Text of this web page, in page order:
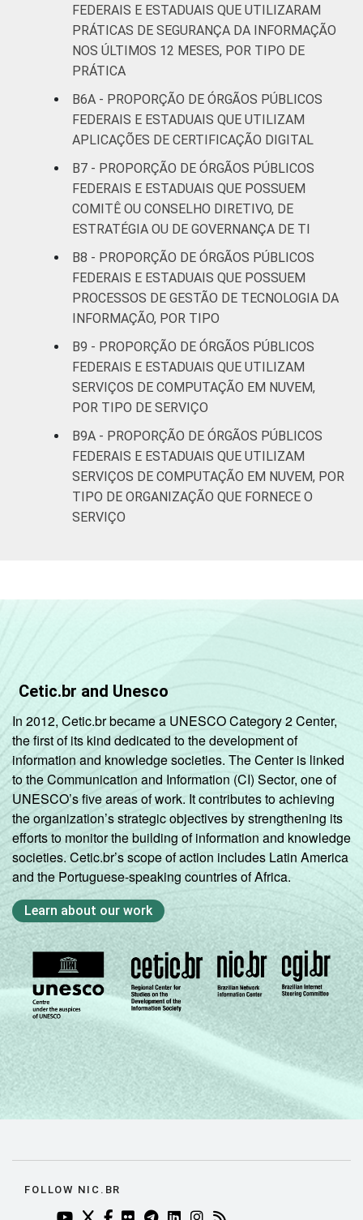
FEDERAIS E ESTADUAIS QUE UTILIZARAM
PRÁTICAS DE SEGURANÇA DA INFORMAÇÃO
NOS ÚLTIMOS 12 MESES, POR TIPO DE
PRÁTICA
B6A - PROPORÇÃO DE ÓRGÃOS PÚBLICOS
FEDERAIS E ESTADUAIS QUE UTILIZAM
APLICAÇÕES DE CERTIFICAÇÃO DIGITAL
B7 - PROPORÇÃO DE ÓRGÃOS PÚBLICOS
FEDERAIS E ESTADUAIS QUE POSSUEM
COMITÊ OU CONSELHO DIRETIVO, DE
ESTRATÉGIA OU DE GOVERNANÇA DE TI
B8 - PROPORÇÃO DE ÓRGÃOS PÚBLICOS
FEDERAIS E ESTADUAIS QUE POSSUEM
PROCESSOS DE GESTÃO DE TECNOLOGIA DA
INFORMAÇÃO, POR TIPO
B9 - PROPORÇÃO DE ÓRGÃOS PÚBLICOS
FEDERAIS E ESTADUAIS QUE UTILIZAM
SERVIÇOS DE COMPUTAÇÃO EM NUVEM,
POR TIPO DE SERVIÇO
B9A - PROPORÇÃO DE ÓRGÃOS PÚBLICOS
FEDERAIS E ESTADUAIS QUE UTILIZAM
SERVIÇOS DE COMPUTAÇÃO EM NUVEM, POR
TIPO DE ORGANIZAÇÃO QUE FORNECE O
SERVIÇO
Cetic.br and Unesco
In 2012, Cetic.br became a UNESCO Category 2 Center,
the first of its kind dedicated to the development of
information and knowledge societies. The Center is linked
to the Communication and Information (CI) Sector, one of
UNESCO’s five areas of work. It contributes to achieving
the organization’s strategic objectives by strengthening its
efforts to monitor the building of information and knowledge
societies. Cetic.br’s scope of action includes Latin America
and the Portuguese-speaking countries of Africa.
Learn about our work
FOLLOW NIC.BR